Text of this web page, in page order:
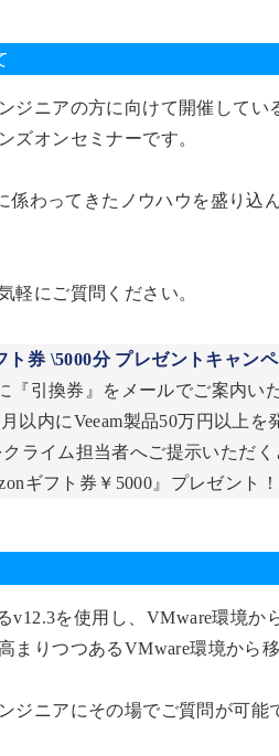
ジニアの方に向けて開催してい
ズオンセミナーです。
わってきたノウハウを盛り込ん
軽にご質問ください。
ト券 \5000分 プレゼントキャン
『引換券』をメールでご案内い
以内にVeeam製品50万円以上を
ライム担当者へご提示いただく
ギフト券￥5000』プレゼント！
v12.3を使用し、VMware環境
まりつつあるVMware環境から
ジニアにその場でご質問が可能